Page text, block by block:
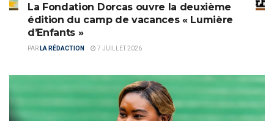
La Fondation Dorcas ouvre la deuxième
édition du camp de vacances « Lumière
d’Enfants »
PAR LA RÉDACTION 7 JUILLET 2026